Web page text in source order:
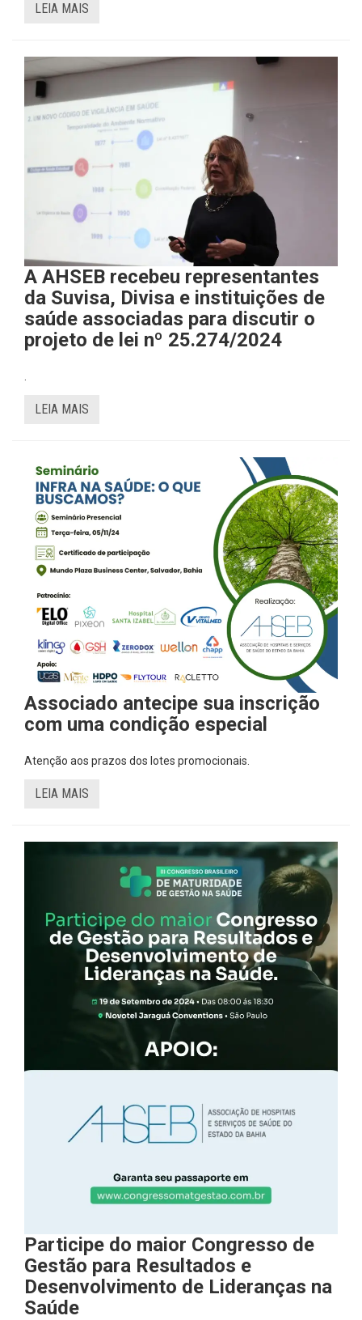
LEIA MAIS
A AHSEB recebeu representantes
da Suvisa, Divisa e instituições de
saúde associadas para discutir o
projeto de lei nº 25.274/2024
LEIA MAIS
Associado antecipe sua inscrição
com uma condição especial
Atenção aos prazos dos lotes promocionais.
LEIA MAIS
Participe do maior Congresso de
Gestão para Resultados e
Desenvolvimento de Lideranças na
Saúde